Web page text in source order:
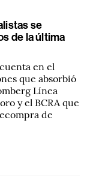
se
de la última
en el
que absorbió
Línea
y el BCRA que
de